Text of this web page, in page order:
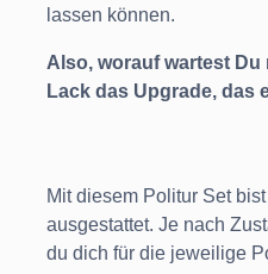
lassen können.
Also, worauf wartest
Lack das Upgrade, das
Mit diesem Politur Set
ausgestattet. Je nach
du dich für die jeweilige